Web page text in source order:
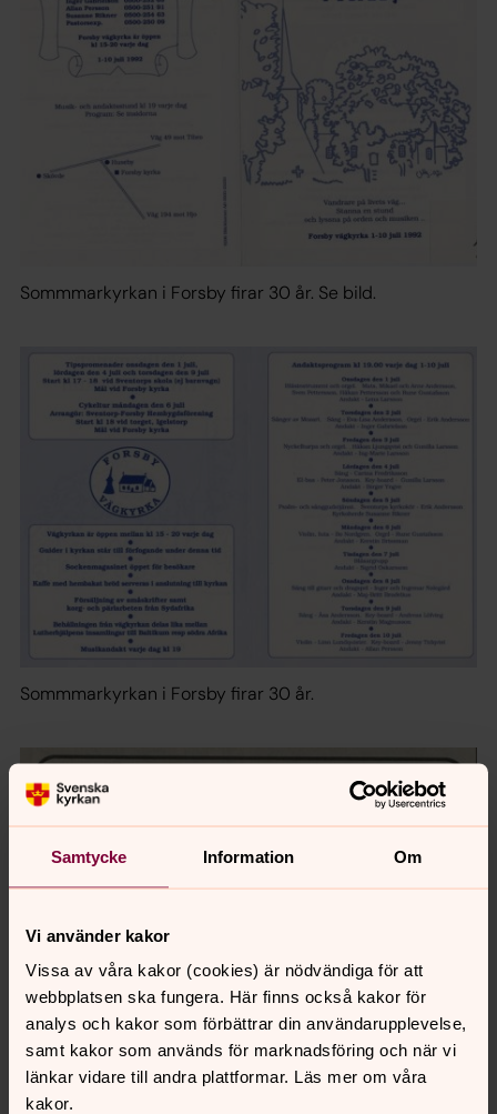
Samtycke Information Om
Vi använder kakor
Vissa av våra kakor (cookies) är nödvändiga för att
webbplatsen ska fungera. Här finns också kakor för
analys och kakor som förbättrar din användarupplevelse,
samt kakor som används för marknadsföring och när vi
länkar vidare till andra plattformar. Läs mer om våra
kakor.
Sommmarkyrkan i Forsby firar 30 år. Se bild.
Sommmarkyrkan i Forsby firar 30 år.
Under tio dagar besöktes Forsby med andakter av cirka